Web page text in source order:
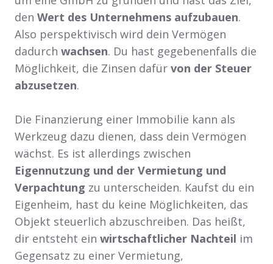
den Wert des Unternehmens aufzubauen.
Also perspektivisch wird dein Vermögen
dadurch wachsen. Du hast gegebenenfalls die
Möglichkeit, die Zinsen dafür von der Steuer
abzusetzen.
Die Finanzierung einer Immobilie kann als
Werkzeug dazu dienen, dass dein Vermögen
wächst. Es ist allerdings zwischen
Eigennutzung und der Vermietung und
Verpachtung zu unterscheiden. Kaufst du ein
Eigenheim, hast du keine Möglichkeiten, das
Objekt steuerlich abzuschreiben. Das heißt,
dir entsteht ein wirtschaftlicher Nachteil im
Gegensatz zu einer Vermietung,